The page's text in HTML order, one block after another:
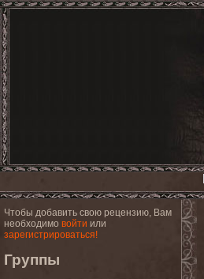
Чтобы добавить свою рецензию, Вам
необходимо войти или
зарегистрироваться!
Группы